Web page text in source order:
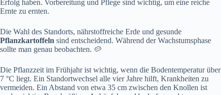
Erfolg haben. Vorbereitung und Pflege sind wichtig, um eine reiche
Ernte zu ernten.
Die Wahl des Standorts, nährstoffreiche Erde und gesunde
Pflanzkartoffeln sind entscheidend. Während der Wachstumsphase
sollte man genau beobachten. 🥔
Die Pflanzzeit im Frühjahr ist wichtig, wenn die Bodentemperatur über
7 °C liegt. Ein Standortwechsel alle vier Jahre hilft, Krankheiten zu
vermeiden. Ein Abstand von etwa 35 cm zwischen den Knollen ist